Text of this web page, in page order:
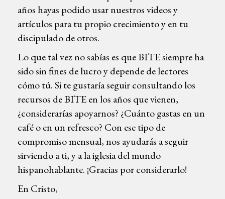
años hayas podido usar nuestros videos y
artículos para tu propio crecimiento y en tu
discipulado de otros.
Lo que tal vez no sabías es que BITE siempre ha
sido sin fines de lucro y depende de lectores
cómo tú. Si te gustaría seguir consultando los
recursos de BITE en los años que vienen,
¿considerarías apoyarnos? ¿Cuánto gastas en un
café o en un refresco? Con ese tipo de
compromiso mensual, nos ayudarás a seguir
sirviendo a ti, y a la iglesia del mundo
hispanohablante. ¡Gracias por considerarlo!
En Cristo,